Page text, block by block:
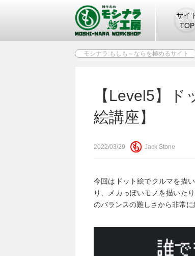
サイ
TOP
モシナラ:もしも～ならを極めるサイト
【Level5】
絵講座】
2022/03/29 Jack Stone
今回はドット絵でクルマを描
り、メカっぽいモノを描いた
のバランスの難しさから非常